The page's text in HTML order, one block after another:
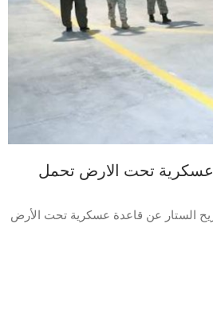
عسكرية تحت الارض تحمل
ـ 7 ـ فبراير ـ 2023م الجيش الإيراني يزيح الستار عن قاعدة عسكرية تحت الأرض